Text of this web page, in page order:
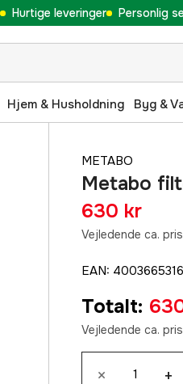
Hurtige leveringer Personlig
Hjem & Husholdning Byg &
METABO
Metabo
630 kr
Vejledende ca.
EAN:
Totalt:
Vejledende ca.
× +